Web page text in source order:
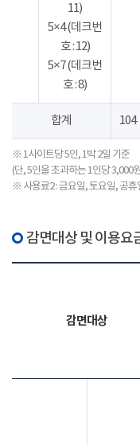
11)
5×4 (데크번
호 : 12)
5×7 (데크번
호 : 8)
합계 104
※ 1사이트당 5인, 1박 2일 기준
(단, 5인을 초과하는 1인당 3,000
※ 사용료2 : 금요일, 토요일, 공휴
감면대상 및 이용요
감면대상